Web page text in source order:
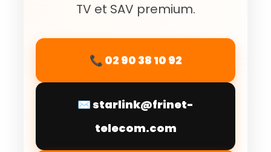
TV et SAV premium.
📞 02 90 38 10 92
✉️ starlink@frinet-
telecom.com